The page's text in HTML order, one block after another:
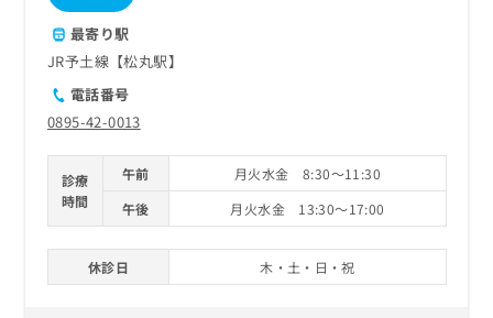
最寄り駅
JR予土線【松丸駅】
電話番号
0895-42-0013
診療
時間
午前
月火水金 8:30～11:30
午後
月火水金 13:30～17:00
休診日 木・土・日・祝